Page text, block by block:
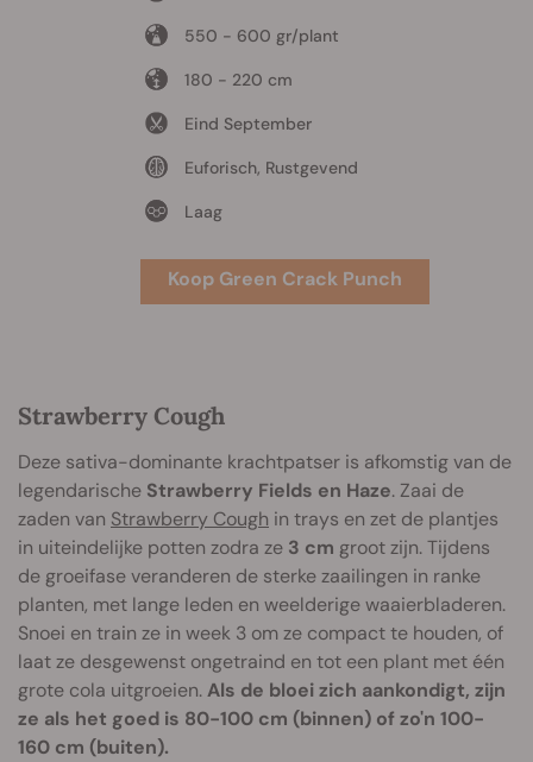
550 - 600 gr/plant
180 - 220 cm
Eind September
Euforisch, Rustgevend
Laag
Koop Green Crack Punch
Strawberry Cough
Deze sativa-dominante krachtpatser is afkomstig van de
legendarische Strawberry Fields en Haze. Zaai de
zaden van Strawberry Cough in trays en zet de plantjes
in uiteindelijke potten zodra ze 3 cm groot zijn. Tijdens
de groeifase veranderen de sterke zaailingen in ranke
planten, met lange leden en weelderige waaierbladeren.
Snoei en train ze in week 3 om ze compact te houden, of
laat ze desgewenst ongetraind en tot een plant met één
grote cola uitgroeien.Als de bloei zich aankondigt, zijn
ze als het goed is 80-100 cm (binnen) of zo'n 100-
160 cm (buiten).